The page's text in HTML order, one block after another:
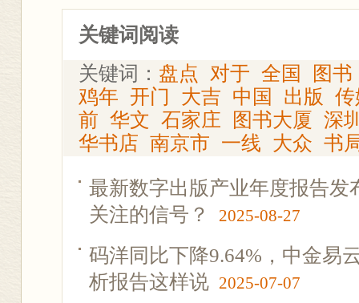
关键词阅读
关键词： 盘点 对于 全国
图书
鸡年 开门 大吉 中国 出版
前 华文 石家庄 图书大厦
深
华书店 南京市 一线 大众 书
最新数字出版产业年度报告发
关注的信号？
2025-08-27
码洋同比下降9.64%，中金易
析报告这样说 2025-07-07